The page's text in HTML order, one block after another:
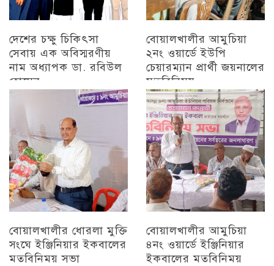
দেশের চক্ষু চিকিৎসা
সেবায় এক অবিস্মরণীয়
নাম অধ্যাপক ডা. রবিউল
হোসেন
বোয়ালখালীর আমুচিয়া
২নং ওয়ার্ডে ইউপি
চেয়ারম্যান প্রার্থী জয়নালের
মতবিনিময়
চট্টগ্রাম
বোয়ালখালীর ধোরলা মুক্তি
সংঘে ইঞ্জিনিয়ার ইকবালের
মতবিনিময় সভা
বোয়ালখালীর আমুচিয়া
৪নং ওয়ার্ডে ইঞ্জিনিয়ার
ইকবালের মতবিনিময়